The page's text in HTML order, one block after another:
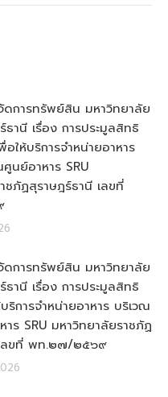
ดการทรัพย์สิน มหาวิทยาลัย
ธานี เรื่อง การประมูลสิทธิ
อให้บริการจำหน่ายอาหาร
นย์อาหาร SRU
ชภัฏสุราษฎร์ธานี เลขที่
ดการทรัพย์สิน มหาวิทยาลัย
ธานี เรื่อง การประมูลสิทธิ
บริการจำหน่ายอาหาร บริเวณ
าร SRU มหาวิทยาลัยราชภัฏ
ลขที่ พท.๒๗/๒๕๖๙